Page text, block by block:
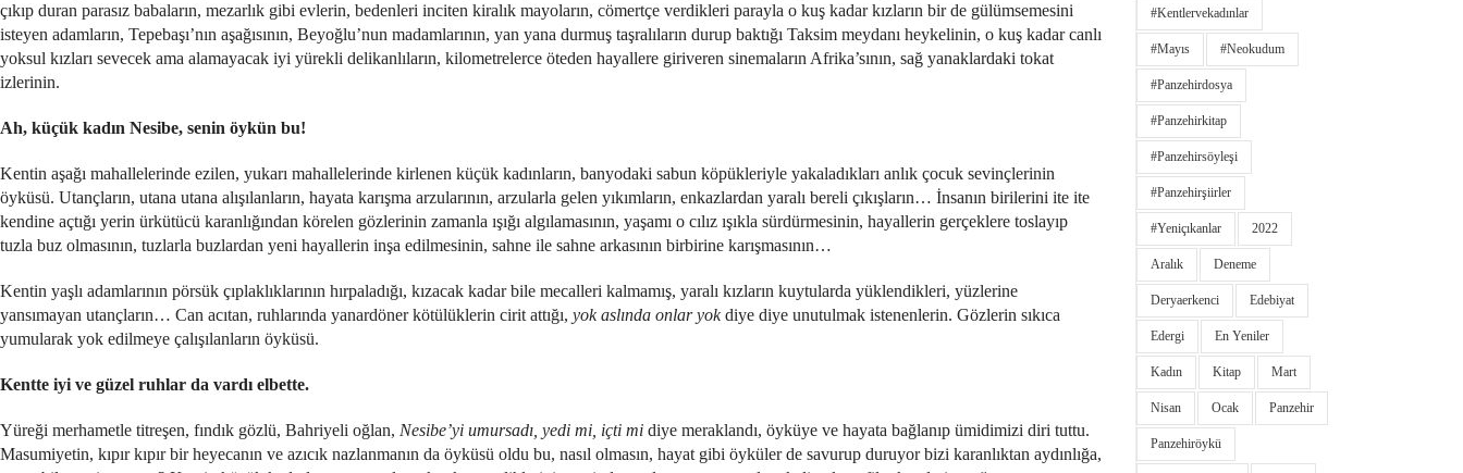
çıkıp duran parasız babaların, mezarlık gibi evlerin, bedenleri inciten kiralık mayoların, cömertçe verdikleri parayla o kuş kadar kızların bir de gülümsemesini
isteyen adamların, Tepebaşı’nın aşağısının, Beyoğlu’nun madamlarının, yan yana durmuş taşralıların durup baktığı Taksim meydanı heykelinin, o kuş kadar canlı
yoksul kızları sevecek ama alamayacak iyi yürekli delikanlıların, kilometrelerce öteden hayallere giriveren sinemaların Afrika’sının, sağ yanaklardaki tokat
izlerinin.
Ah, küçük kadın Nesibe, senin öykün bu!
Kentin aşağı mahallelerinde ezilen, yukarı mahallelerinde kirlenen küçük kadınların, banyodaki sabun köpükleriyle yakaladıkları anlık çocuk sevinçlerinin
öyküsü. Utançların, utana utana alışılanların, hayata karışma arzularının, arzularla gelen yıkımların, enkazlardan yaralı bereli çıkışların… İnsanın birilerini ite ite
kendine açtığı yerin ürkütücü karanlığından körelen gözlerinin zamanla ışığı algılamasının, yaşamı o cılız ışıkla sürdürmesinin, hayallerin gerçeklere toslayıp
tuzla buz olmasının, tuzlarla buzlardan yeni hayallerin inşa edilmesinin, sahne ile sahne arkasının birbirine karışmasının…
Kentin yaşlı adamlarının pörsük çıplaklıklarının hırpaladığı, kızacak kadar bile mecalleri kalmamış, yaralı kızların kuytularda yüklendikleri, yüzlerine
yansımayan utançların… Can acıtan, ruhlarında yanardöner kötülüklerin cirit attığı, yok aslında onlar yokdiye diye unutulmak istenenlerin. Gözlerin sıkıca
yumularak yok edilmeye çalışılanların öyküsü.
Kentte iyi ve güzel ruhlar da vardı elbette.
Yüreği merhametle titreşen, fındık gözlü, Bahriyeli oğlan, Nesibe’yi umursadı, yedi mi, içti mi diye meraklandı, öyküye ve hayata bağlanıp ümidimizi diri tuttu.
Masumiyetin, kıpır kıpır bir heyecanın ve azıcık nazlanmanın da öyküsü oldu bu, nasıl olmasın, hayat gibi öyküler de savurup duruyor bizi karanlıktan aydınlığa,
#kentlervekadınlar
#Mayıs #neokudum
#panzehirdosya
#panzehirkitap
#panzehirsöyleşi
#panzehirşiirler
#yeniçıkanlar 2022
Aralık Deneme
Deryaerkenci Edebiyat
Edergi En Yeniler
Kadın Kitap Mart
Nisan Ocak Panzehir
Panzehiröykü